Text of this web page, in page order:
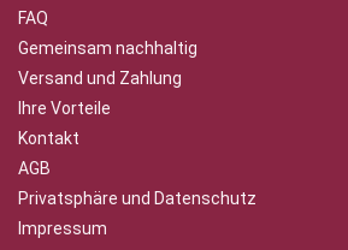
FAQ
Gemeinsam nachhaltig
Versand und Zahlung
Ihre Vorteile
Kontakt
AGB
Privatsphäre und Datenschutz
Impressum